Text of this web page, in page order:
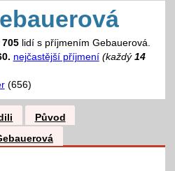
705lidí s příjmením Gebauerová.
nejčastější příjmení (každý 14
(656)
Původ